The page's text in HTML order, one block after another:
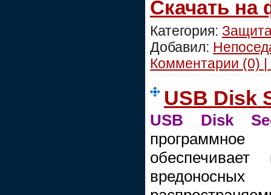
Скачать на
Категория:
Добавил:
Комментарии (0) |
USB Disk
USB Disk
программное